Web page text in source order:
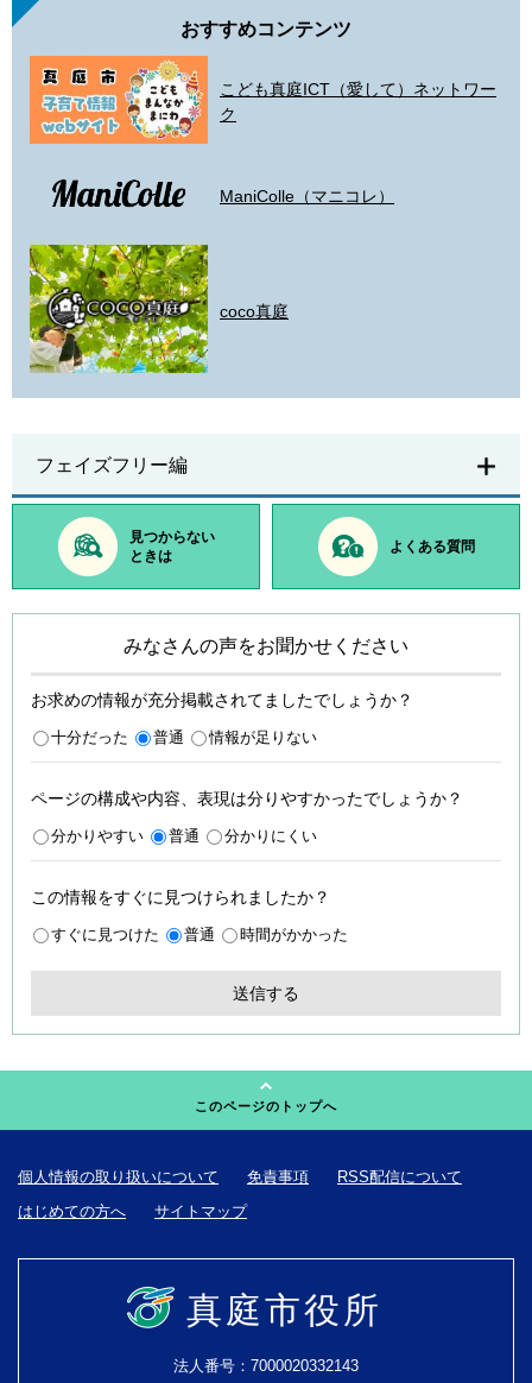
おすすめコンテンツ
こども真庭ICT（愛して）ネットワー
ク
ManiColle（マニコレ）
coco真庭
フェイズフリー編
見つからない
ときは
よくある質問
みなさんの声をお聞かせください
お求めの情報が充分掲載されてましたでしょうか？
十分だった 普通 情報が足りない
ページの構成や内容、表現は分りやすかったでしょうか？
分かりやすい 普通 分かりにくい
この情報をすぐに見つけられましたか？
すぐに見つけた 普通 時間がかかった
このページのトップへ
個人情報の取り扱いについて 免責事項
RSS配信について
はじめての方へ
サイトマップ
真庭市役所
法人番号：7000020332143